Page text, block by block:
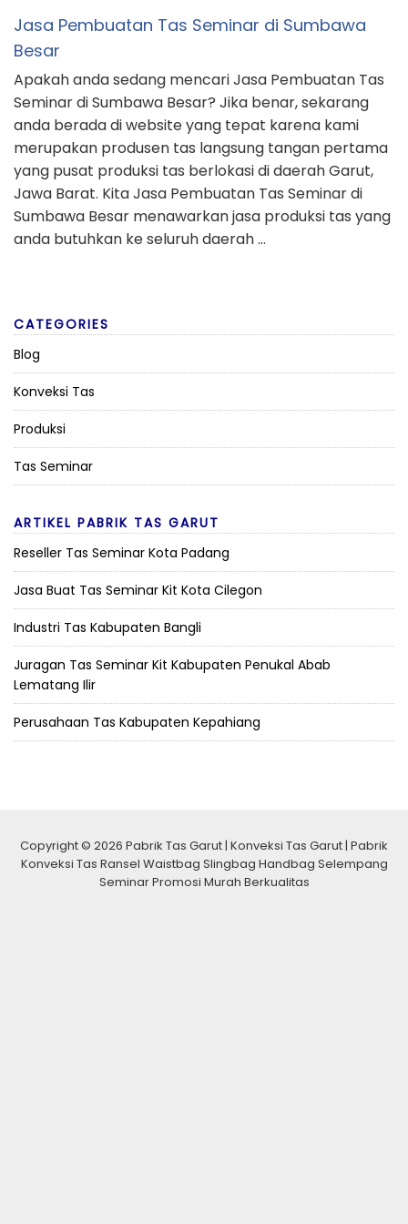
Jasa Pembuatan Tas Seminar di Sumbawa
Besar
Apakah anda sedang mencari Jasa Pembuatan Tas
Seminar di Sumbawa Besar? Jika benar, sekarang
anda berada di website yang tepat karena kami
merupakan produsen tas langsung tangan pertama
yang pusat produksi tas berlokasi di daerah Garut,
Jawa Barat. Kita Jasa Pembuatan Tas Seminar di
Sumbawa Besar menawarkan jasa produksi tas yang
anda butuhkan ke seluruh daerah …
CATEGORIES
Blog
Konveksi Tas
Produksi
Tas Seminar
ARTIKEL PABRIK TAS GARUT
Reseller Tas Seminar Kota Padang
Jasa Buat Tas Seminar Kit Kota Cilegon
Industri Tas Kabupaten Bangli
Juragan Tas Seminar Kit Kabupaten Penukal Abab
Lematang Ilir
Perusahaan Tas Kabupaten Kepahiang
Copyright © 2026 Pabrik Tas Garut | Konveksi Tas Garut | Pabrik
Konveksi Tas Ransel Waistbag Slingbag Handbag Selempang
Seminar Promosi Murah Berkualitas